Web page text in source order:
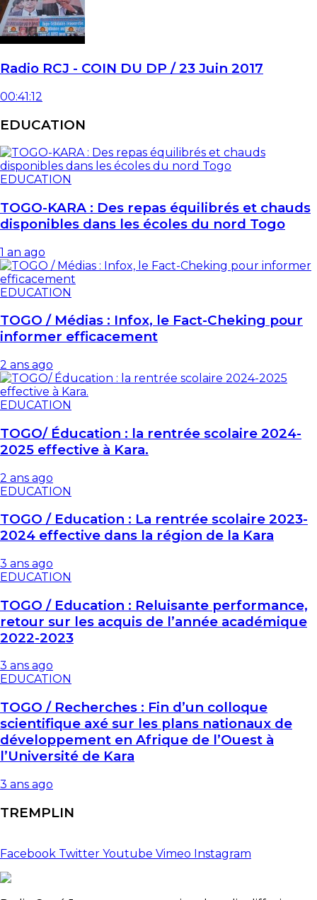
Radio RCJ - COIN DU DP / 23 Juin 2017
00:41:12
EDUCATION
EDUCATION
TOGO-KARA : Des repas équilibrés et chauds
disponibles dans les écoles du nord Togo
1 an ago
EDUCATION
TOGO / Médias : Infox, le Fact-Cheking pour
informer efficacement
2 ans ago
EDUCATION
TOGO/ Éducation : la rentrée scolaire 2024-
2025 effective à Kara.
2 ans ago
EDUCATION
TOGO / Education : La rentrée scolaire 2023-
2024 effective dans la région de la Kara
3 ans ago
EDUCATION
TOGO / Education : Reluisante performance,
retour sur les acquis de l’année académique
2022-2023
3 ans ago
EDUCATION
TOGO / Recherches : Fin d’un colloque
scientifique axé sur les plans nationaux de
développement en Afrique de l’Ouest à
l’Université de Kara
3 ans ago
TREMPLIN
Facebook Twitter Youtube Vimeo Instagram